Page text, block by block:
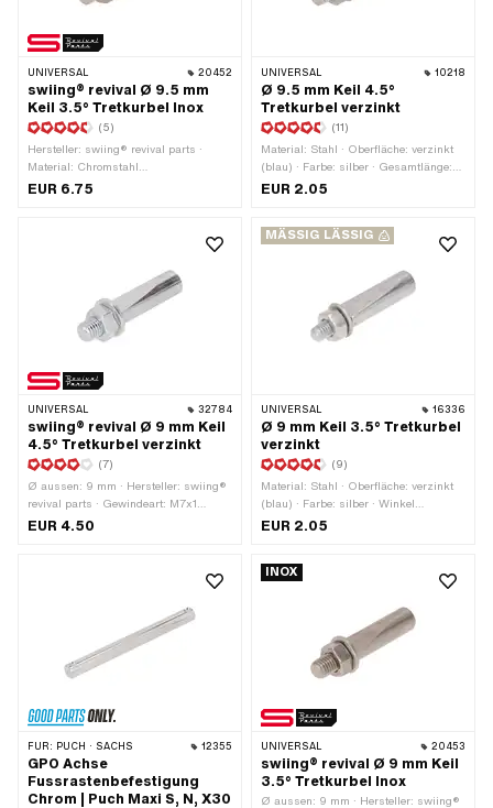
UNIVERSAL 20452
swiing® revival Ø 9.5 mm
Keil 3.5° Tretkurbel Inox
(5)
Hersteller: swiing® revival parts ·
Material: Chromstahl
(umgangssprachlich bekannt als
mm · Gesamtlänge: 44 mm · Winkel
EUR 6.75
UNIVERSAL 10218
Ø 9.5 mm Keil 4.5°
Tretkurbel verzinkt
(11)
Material: Stahl · Oberfläche: verzinkt
(blau) · Farbe: silber · Gesamtlänge:
43 mm · Winkel Kurbelkeil: 4.5° · Ø
EUR 2.05
UNIVERSAL 32784
swiing® revival Ø 9 mm Keil
4.5° Tretkurbel verzinkt
(7)
Ø aussen: 9 mm · Hersteller: swiing®
revival parts · Gewindeart: M7x1
(Standardgewinde) · Material: Stahl ·
EUR 4.50
MÄSSIG LÄSSIG
UNIVERSAL 16336
Ø 9 mm Keil 3.5° Tretkurbel
verzinkt
(9)
Material: Stahl · Oberfläche: verzinkt
(blau) · Farbe: silber · Winkel
Kurbelkeil: 3.5° · Ø aussen: 9 mm ·
EUR 2.05
FÜR: PUCH · SACHS 12355
GPO Achse
Fussrastenbefestigung
Chrom | Puch Maxi S, N, X30
INOX
UNIVERSAL 20453
swiing® revival Ø 9 mm Keil
3.5° Tretkurbel Inox
Ø aussen: 9 mm · Hersteller: swiing®